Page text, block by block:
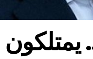
دولار